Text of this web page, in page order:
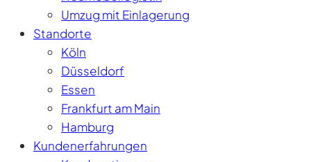
Umzug mit Einlagerung
Standorte
Köln
Düsseldorf
Essen
Frankfurt am Main
Hamburg
Kundenerfahrungen